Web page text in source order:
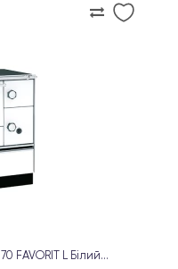
FAVORIT L Білий...